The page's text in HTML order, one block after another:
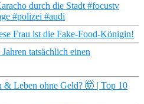
durch die Stadt #focustv
#polizei #audi
Frau ist die Fake-Food-Königin!
tatsächlich einen
& Leben ohne Geld? 🤯 | Top 10